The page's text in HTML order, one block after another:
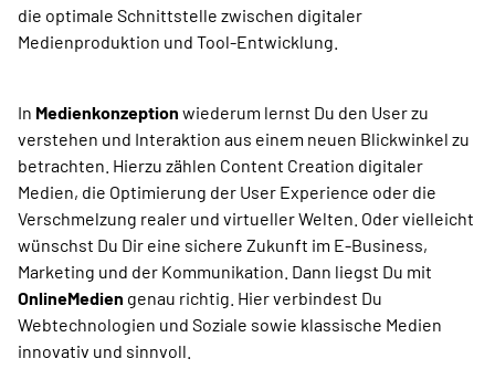
die optimale Schnittstelle zwischen digitaler
Medienproduktion und Tool-Entwicklung.
In Medienkonzeption wiederum lernst Du den User zu
verstehen und Interaktion aus einem neuen Blickwinkel zu
betrachten. Hierzu zählen Content Creation digitaler
Medien, die Optimierung der User Experience oder die
Verschmelzung realer und virtueller Welten. Oder vielleicht
wünschst Du Dir eine sichere Zukunft im E-Business,
Marketing und der Kommunikation. Dann liegst Du mit
OnlineMedien genau richtig. Hier verbindest Du
Webtechnologien und Soziale sowie klassische Medien
innovativ und sinnvoll.